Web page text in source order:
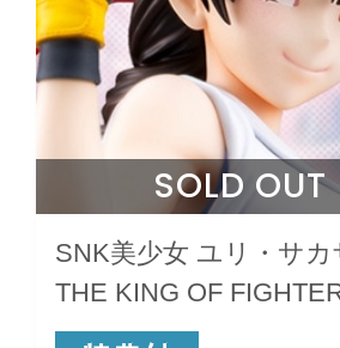
SOLD OUT
SNK美少女 ユリ・サカ
THE KING OF
－